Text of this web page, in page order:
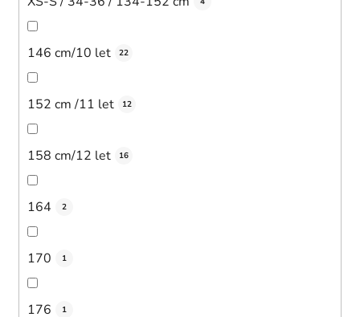
146 cm/10 let 22
152 cm /11 let 12
158 cm/12 let 16
164 2
170 1
176 1